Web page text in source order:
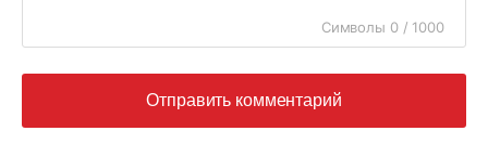
Символы 0 / 1000
Отправить комментарий